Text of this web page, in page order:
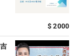
$ 2000